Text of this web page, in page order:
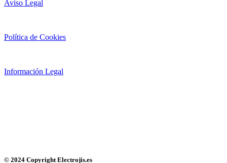
Aviso Legal
Política de Cookies
Información Legal
© 2024 Copyright Electrojis.es